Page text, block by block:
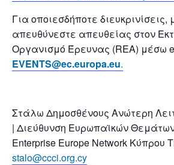
Για οποιεσδήποτε
απευθύνεστε απευθείας στον
Οργανισμό Έρευνας (REA) μέσω
EVENTS@ec.europa.eu.
Στάλω Δημοσθένους Ανώτερη
| Διεύθυνση Ευρωπαϊκών Θεμάτων
Enterprise Europe Network Κύπρου
stalo@ccci.org.cy